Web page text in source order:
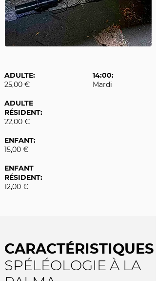
ADULTE:
25,00 €
ADULTE
RÉSIDENT:
22,00 €
ENFANT:
15,00 €
ENFANT
RÉSIDENT:
12,00 €
14:00:
Mardi
CARACTÉRISTIQUES
SPÉLÉOLOGIE À LA